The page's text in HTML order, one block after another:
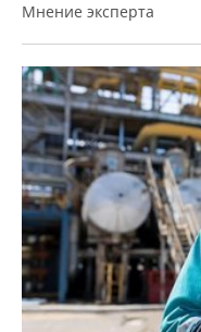
Мнение эксперта